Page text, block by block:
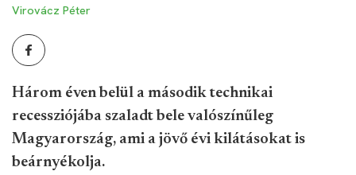
Virovácz Péter
Három éven belül a második technikai
recessziójába szaladt bele valószínűleg
Magyarország, ami a jövő évi kilátásokat is
beárnyékolja.